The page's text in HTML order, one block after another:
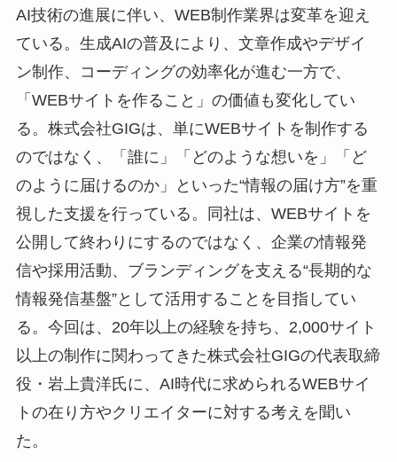
AI技術の進展に伴い、WEB制作業界は変革を迎え
ている。生成AIの普及により、文章作成やデザイ
ン制作、コーディングの効率化が進む一方で、
「WEBサイトを作ること」の価値も変化してい
る。株式会社GIGは、単にWEBサイトを制作する
のではなく、「誰に」「どのような想いを」「ど
のように届けるのか」といった“情報の届け方”を重
視した支援を行っている。同社は、WEBサイトを
公開して終わりにするのではなく、企業の情報発
信や採用活動、ブランディングを支える“長期的な
情報発信基盤”として活用することを目指してい
る。今回は、20年以上の経験を持ち、2,000サイト
以上の制作に関わってきた株式会社GIGの代表取締
役・岩上貴洋氏に、AI時代に求められるWEBサイ
トの在り方やクリエイターに対する考えを聞い
た。